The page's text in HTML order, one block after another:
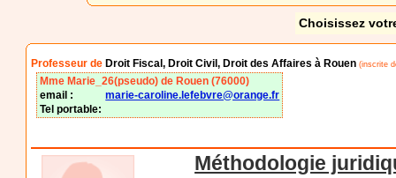
Choisissez
Professeur de Droit Fiscal, Droit Civil, Droit des Affaires à Rouen (inscrite
Mme Marie_26(pseudo) de Rouen (76000)
email :
marie-caroline.lefebvre@orange.fr
Tel portable:
Méthodologie